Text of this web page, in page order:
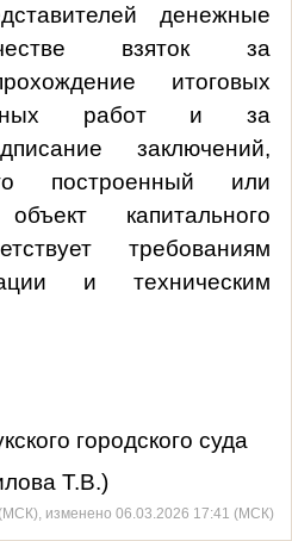
денежные
взяток за
итоговых
работ и за
заключений,
построенный или
капитального
требованиям
и техническим
городского суда
Т.В.)
изменено 06.03.2026 17:41 (МСК)